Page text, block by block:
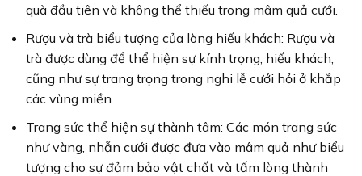
quà đầu tiên và không thể thiếu trong mâm quả cưới.
Rượu và trà biểu tượng của lòng hiếu khách: Rượu và
trà được dùng để thể hiện sự kính trọng, hiếu khách,
cũng như sự trang trọng trong nghi lễ cưới hỏi ở khắp
các vùng miền.
Trang sức thể hiện sự thành tâm: Các món trang sức
như vàng, nhẫn cưới được đưa vào mâm quả như biểu
tượng cho sự đảm bảo vật chất và tấm lòng thành